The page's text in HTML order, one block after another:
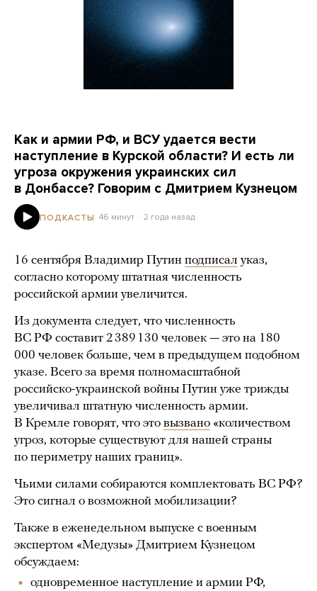
Как и армии РФ, и ВСУ удается вести
наступление в Курской области? И есть ли
угроза окружения украинских сил
в Донбассе? Говорим с Дмитрием Кузнецом
ПОДКАСТЫ 46 минут 2 года назад
16 сентября Владимир Путин подписал указ,
согласно которому штатная численность
российской армии увеличится.
Из документа следует, что численность
ВС РФ составит 2 389 130 человек — это на 180
000 человек больше, чем в предыдущем подобном
указе. Всего за время полномасштабной
российско-украинской войны Путин уже трижды
увеличивал штатную численность армии.
В Кремле говорят, что это вызвано «количеством
угроз, которые существуют для нашей страны
по периметру наших границ».
Чьими силами собираются комплектовать ВС РФ?
Это сигнал о возможной мобилизации?
Также в еженедельном выпуске с военным
экспертом «Медузы» Дмитрием Кузнецом
обсуждаем:
одновременное наступление и армии РФ,